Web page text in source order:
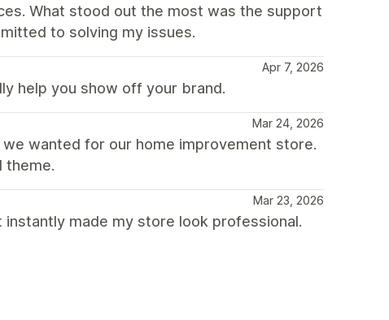
What stood out the most was the support
to solving my issues.
Apr 7, 2026
help you show off your brand.
Mar 24, 2026
wanted for our home improvement store.
theme.
Mar 23, 2026
made my store look professional.